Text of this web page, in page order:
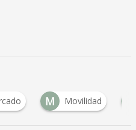
M Movilidad